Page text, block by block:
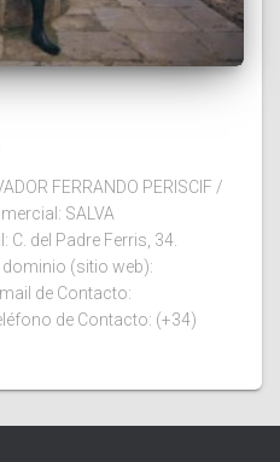
FERRANDO PERISCIF /
SALVA
C. del Padre Ferris, 34.
(sitio web):
de Contacto:
de Contacto: (+34)